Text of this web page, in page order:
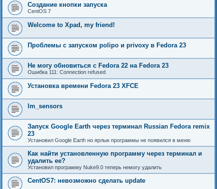
Создание кнопки запуска
CentOS 7
Welcome to Xpad, my friend!
Проблемы с запуском polipo и privoxy в Fedora 23
Не могу обновиться с Fedora 22 на Fedora 23
Ошибка 111: Connection refused
Установка времени Fedora 23 XFCE
lm_sensors
Запуск Google Earth через терминал Russian Fedora remix
23
Установил Google Earth но ярлык программы не появился в меню
Как найти установленную программу через терминал и
удалить ее?
Установил программу Nuke9.0 теперь немогу удалить
CentOS7: невозможно сделать update